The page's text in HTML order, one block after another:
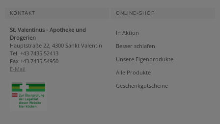
KONTAKT
St. Valentinus - Apotheke und
Drogerien
Hauptstraße 22, 4300 Sankt Valentin
Tel. +43 7435 52413
Fax +43 7435 54950
E-Mail
ONLINE-SHOP
In Aktion
Besser schlafen
Unsere Eigenprodukte
Alle Produkte
Geschenkgutscheine